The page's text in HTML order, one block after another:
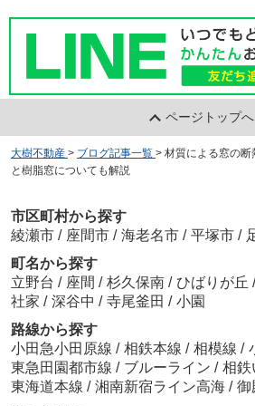
ページトップへ
大樹不動産 > ブログ記事一覧 > 材質による窓の断
と樹脂窓についても解説
市区町村から探す
綾瀬市 / 座間市 / 海老名市 / 平塚市 /
町名から探す
立野台 / 座間 / 杉久保南 / ひばりが丘 /
社家 / 深谷中 / 寺尾釜田 / 小園
路線から探す
小田急小田原線 / 相鉄本線 / 相模線 /
東急田園都市線 / ブルーライン / 相鉄
東海道本線 / 湘南新宿ライン高海 / 御